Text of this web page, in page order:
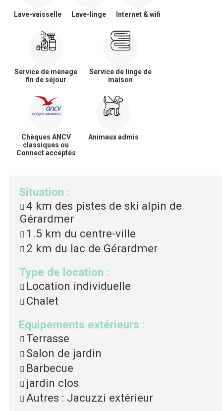
Lave-vaisselle Lave-linge Internet & wifi
Service de ménage
fin de séjour
Service de linge de
maison
Chèques ANCV
classiques ou
Connect acceptés
Animaux admis
Situation :
4 km des pistes de ski alpin de
Gérardmer
1.5 km du centre-ville
2 km du lac de Gérardmer
Type de location :
Location individuelle
Chalet
Equipements extérieurs :
Terrasse
Salon de jardin
Barbecue
jardin clos
Autres : Jacuzzi extérieur